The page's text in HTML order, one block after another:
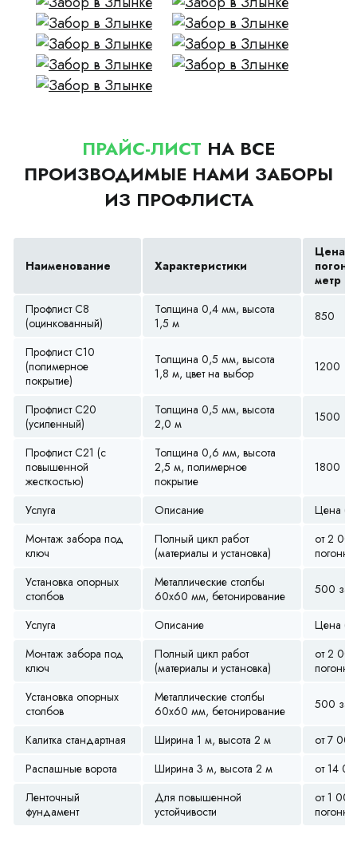
ПРАЙС-ЛИСТ НА ВСЕ
ПРОИЗВОДИМЫЕ НАМИ ЗАБОРЫ
ИЗ ПРОФЛИСТА
Наименование Характеристики
Цена
метр
Профлист С8
(оцинкованный)
Толщина 0,4 мм, высота
1,5 м
850
Профлист С10
(полимерное
покрытие)
Толщина 0,5 мм, высота
1,8 м, цвет на выбор
1200
Профлист С20
(усиленный)
Толщина 0,5 мм, высота
2,0 м
1500
Профлист С21 (с
повышенной
жесткостью)
Толщина 0,6 мм, высота
2,5 м, полимерное
покрытие
1800
Услуга Описание
Цена
Монтаж забора под
ключ
Полный цикл работ
(материалы и установка)
от 2
Установка опорных
столбов
Металлические столбы
60х60 мм, бетонирование
500 за
Услуга Описание
Цена
Монтаж забора под
ключ
Полный цикл работ
(материалы и установка)
от 2
Установка опорных
столбов
Металлические столбы
60х60 мм, бетонирование
500 за
Калитка стандартная Ширина 1 м, высота 2 м
от 7 000
Распашные ворота
Ширина 3 м, высота 2 м
от 14
Ленточный
фундамент
Для повышенной
устойчивости
от 1